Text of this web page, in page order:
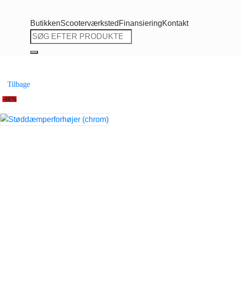
ButikkenScooterværksted FinansieringKontakt
Søg
efter:
Tilbage
-46%